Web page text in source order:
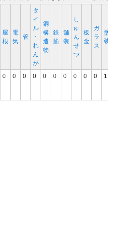
屋
根
電
気
管
タ
イ
ル
･
れ
ん
が
鋼
構
造
物
鉄
筋
舗
装
し
ゅ
ん
せ
つ
板
金
ガ
ラ
ス
塗
装
0 0 0 0 0 0 0 0 0 0 1